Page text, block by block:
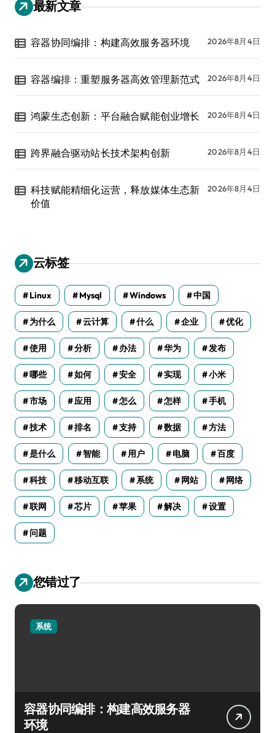
最新文章
容器协同编排：构建高效服务器环境 2026年8月4日
容器编排：重塑服务器高效管理新范式 2026年8月4日
鸿蒙生态创新：平台融合赋能创业增长 2026年8月4日
跨界融合驱动站长技术架构创新 2026年8月4日
科技赋能精细化运营，释放媒体生态新
价值
2026年8月4日
云标签
Linux Mysql Windows 中国
为什么 云计算 什么 企业 优化
使用 分析 办法 华为 发布
哪些 如何 安全 实现 小米
市场 应用 怎么 怎样 手机
技术 排名 支持 数据 方法
是什么 智能 用户 电脑 百度
科技 移动互联 系统 网站 网络
联网 芯片 苹果 解决 设置
问题
您错过了
系统
容器协同编排：构建高效服务器
环境